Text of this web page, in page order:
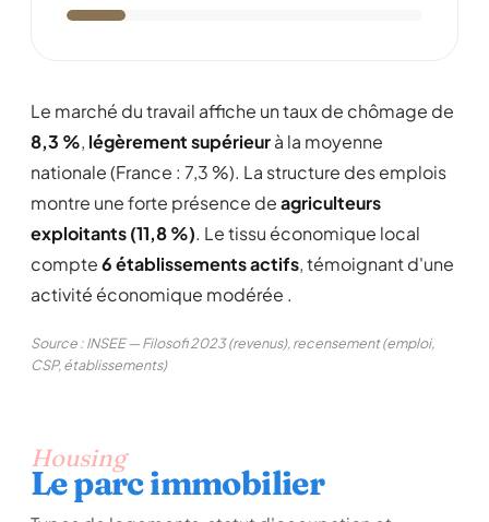
Le marché du travail affiche un taux de chômage de
8,3 %, légèrement supérieurà la moyenne
nationale (France : 7,3 %). La structure des emplois
montre une forte présence deagriculteurs
exploitants (11,8 %). Le tissu économique local
compte6 établissements actifs, témoignant d'une
activité économique modérée .
Source : INSEE — Filosofi 2023 (revenus), recensement (emploi,
CSP, établissements)
Housing
Le parc immobilier